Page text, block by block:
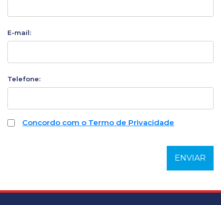
E-mail:
Telefone:
Concordo com o Termo de Privacidade